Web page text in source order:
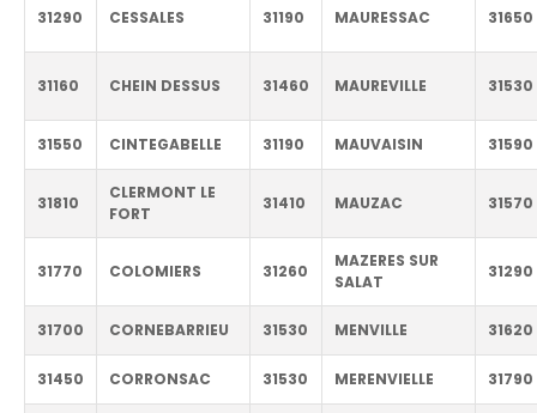
31290 CESSALES 31190 MAURESSAC 31650
31160 CHEIN DESSUS 31460 MAUREVILLE 31530
31550 CINTEGABELLE 31190 MAUVAISIN 31590
31810
CLERMONT LE
FORT
31410 MAUZAC 31570
31770 COLOMIERS 31260
MAZERES SUR
SALAT
31290
31700 CORNEBARRIEU 31530 MENVILLE 31620
31450 CORRONSAC 31530 MERENVIELLE 31790